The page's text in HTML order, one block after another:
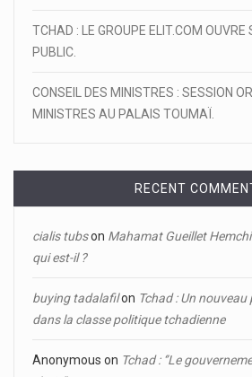
TCHAD : LE GROUPE ELIT.COM OUVRE
PUBLIC.
CONSEIL DES MINISTRES : SESSION
MINISTRES AU PALAIS TOUMAÏ.
RECENT
cialis tubson Mahamat Gueillet Hemchi
qui est-il ?
buying tadalafilon Tchad : Un
dans la classe politique tchadienne
Anonymous on Tchad : ‘’Le